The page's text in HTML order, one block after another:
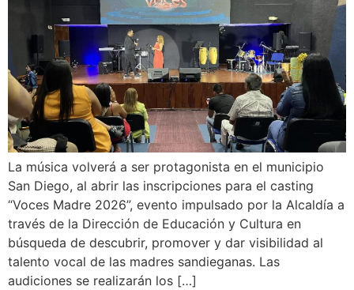
La música volverá a ser protagonista en el municipio
San Diego, al abrir las inscripciones para el casting
“Voces Madre 2026”, evento impulsado por la Alcaldía a
través de la Dirección de Educación y Cultura en
búsqueda de descubrir, promover y dar visibilidad al
talento vocal de las madres sandieganas. Las
audiciones se realizarán los […]